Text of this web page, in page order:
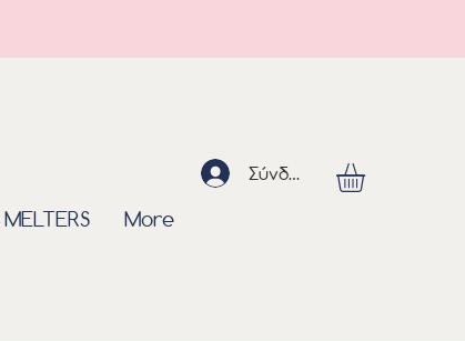
Σύνδεση
More